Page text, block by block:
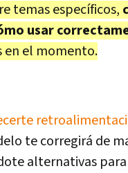
temas específicos,
usar
en el momento.
te corregirá de
alternativas